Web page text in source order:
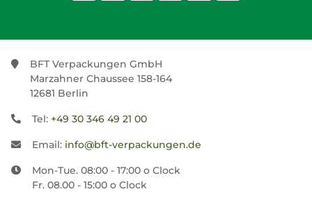
BFT Verpackungen GmbH
Marzahner Chaussee 158-164
12681 Berlin
Tel: +49 30 346 49 21 00
Email: info@bft-verpackungen.de
Mon-Tue. 08:00 - 17:00 o Clock
Fr. 08.00 - 15:00 o Clock